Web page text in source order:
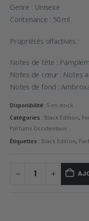
Genre : Unisexe
Contenance : 50 ml
Propriétés olfactives :
Notes de tête :
Notes de cœur : Notes
Notes de fond :
Disponibilité: 5 en stock
Catégories : Black Edition,
Parfums Occidentaux
Étiquettes : Black Edition,